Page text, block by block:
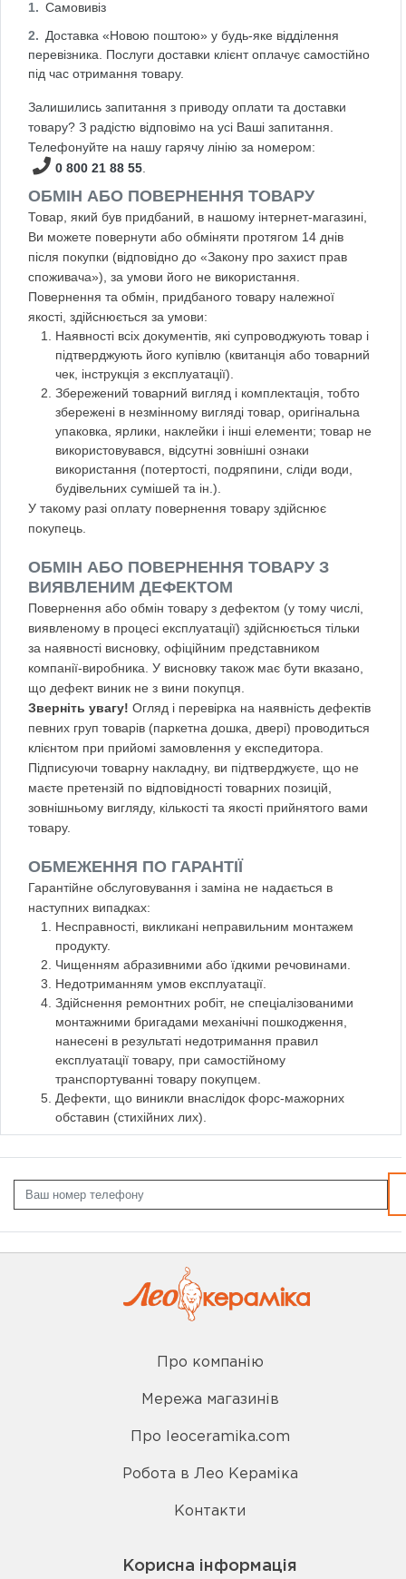
Самовивіз
Доставка «Новою поштою» у будь-яке відділення
перевізника. Послуги доставки клієнт оплачує самостійно
під час отримання товару.
Залишились запитання з приводу оплати та доставки
товару? З радістю відповімо на усі Ваші запитання.
Телефонуйте на нашу гарячу лінію за номером:
0 800 21 88 55
ОБМІН АБО ПОВЕРНЕННЯ ТОВАРУ
Товар, який був придбаний, в нашому інтернет-магазині,
Ви можете повернути або обміняти протягом 14 днів
після покупки (відповідно до «Закону про захист прав
споживача»), за умови його не використання.
Повернення та обмін, придбаного товару належної
якості, здійснюється за умови:
Наявності всіх документів, які супроводжують товар і
підтверджують його купівлю (квитанція або товарний
чек, інструкція з експлуатації).
Збережений товарний вигляд і комплектація, тобто
збережені в незмінному вигляді товар, оригінальна
упаковка, ярлики, наклейки і інші елементи; товар не
використовувався, відсутні зовнішні ознаки
використання (потертості, подряпини, сліди води,
будівельних сумішей та ін.).
У такому разі оплату повернення товару здійснює
покупець.
ОБМІН АБО ПОВЕРНЕННЯ ТОВАРУ З
ВИЯВЛЕНИМ ДЕФЕКТОМ
Повернення або обмін товару з дефектом (у тому числі,
виявленому в процесі експлуатації) здійснюється тільки
за наявності висновку, офіційним представником
компанії-виробника. У висновку також має бути вказано,
що дефект виник не з вини покупця.
Зверніть увагу! Огляд і перевірка на наявність дефектів
певних груп товарів (паркетна дошка, двері) проводиться
клієнтом при прийомі замовлення у експедитора.
Підписуючи товарну накладну, ви підтверджуєте, що не
маєте претензій по відповідності товарних позицій,
зовнішньому вигляду, кількості та якості прийнятого вами
товару.
ОБМЕЖЕННЯ ПО ГАРАНТІЇ
Гарантійне обслуговування і заміна не надається в
наступних випадках:
Несправності, викликані неправильним монтажем
продукту.
Чищенням абразивними або їдкими речовинами.
Недотриманням умов експлуатації.
Здійснення ремонтних робіт, не спеціалізованими
монтажними бригадами механічні пошкодження,
нанесені в результаті недотримання правил
експлуатації товару, при самостійному
транспортуванні товару покупцем.
Дефекти, що виникли внаслідок форс-мажорних
обставин (стихійних лих).
Про компанію
Мережа магазинів
Про leoceramika.com
Робота в Лео Кераміка
Контакти
Корисна інформація